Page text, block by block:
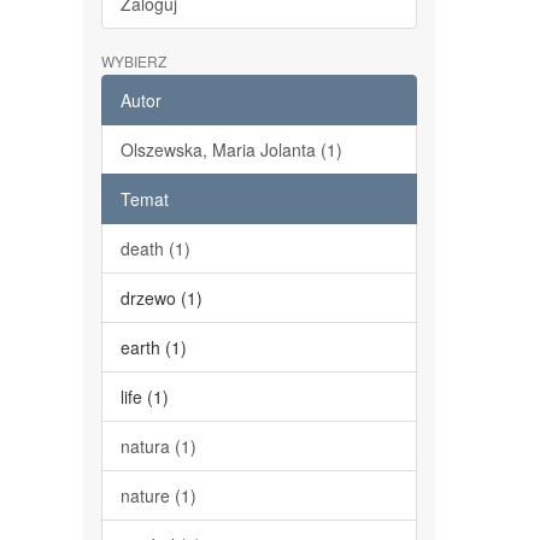
WYBIERZ
Autor
Olszewska, Maria Jolanta (1)
Temat
death (1)
drzewo (1)
earth (1)
life (1)
natura (1)
nature (1)